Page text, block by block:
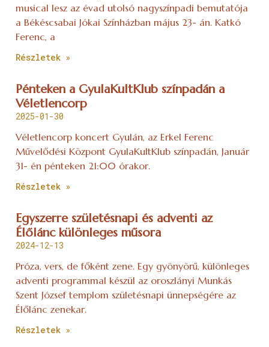
musical lesz az évad utolsó nagyszínpadi bemutatója
a Békéscsabai Jókai Színházban május 23- án. Katkó
Ferenc, a
Részletek »
Pénteken a GyulaKultKlub színpadán a
Véletlencorp
2025-01-30
Véletlencorp koncert Gyulán, az Erkel Ferenc
Művelődési Központ GyulaKultKlub színpadán, Január
31- én pénteken 21:00 órakor.
Részletek »
Egyszerre születésnapi és adventi az
Élőlánc különleges műsora
2024-12-13
Próza, vers, de főként zene. Egy gyönyörű, különleges
adventi programmal készül az oroszlányi Munkás
Szent József templom születésnapi ünnepségére az
Élőlánc zenekar.
Részletek »